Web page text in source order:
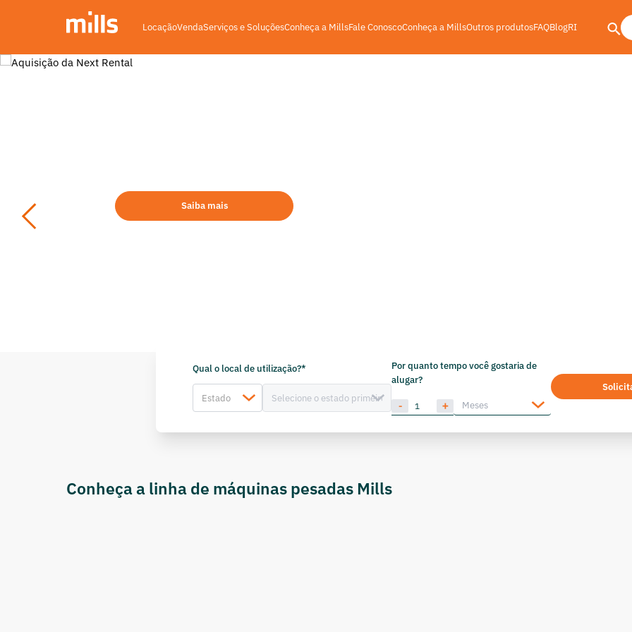
LocaçãoVendaServiços e SoluçõesConheça a MillsFale ConoscoConheça a MillsOutros produtosFAQBlogRI
Saiba mais
Qual o local de utilização?*
Por quanto tempo você gostaria de
alugar?
Conheça a linha de máquinas pesadas Mills